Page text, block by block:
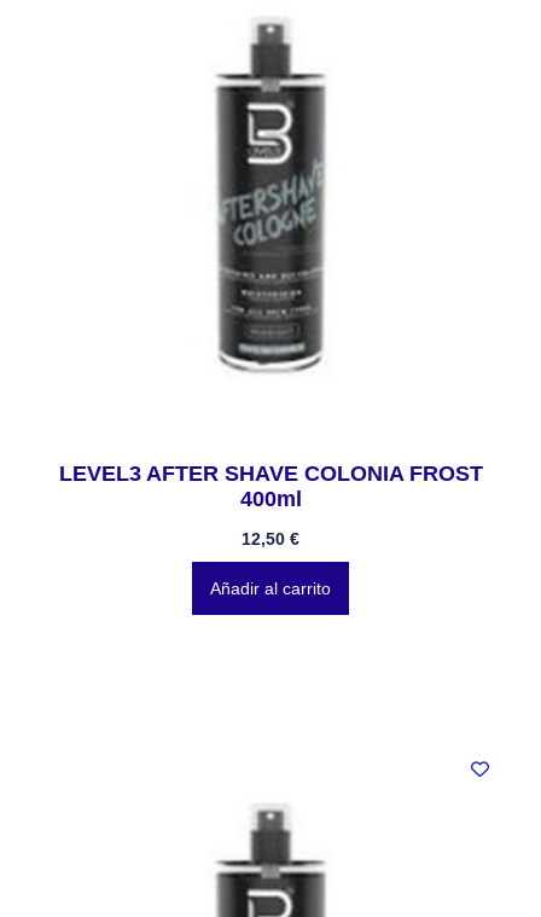
LEVEL3 AFTER SHAVE COLONIA FROST
400ml
12,50 €
Añadir al carrito